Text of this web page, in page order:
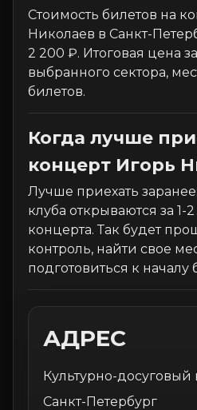
Стоимость билетов на
Николаев в Санкт-
2 200 ₽. Итоговая цена
выбранного сектора,
билетов.
Когда лучше
концерт Игорь
Лучше приехать
клуба открываются за 1-
концерта. Так будет
контроль, найти свое
подготовиться к началу
АДРЕС
Культурно-
Санкт-Петербург